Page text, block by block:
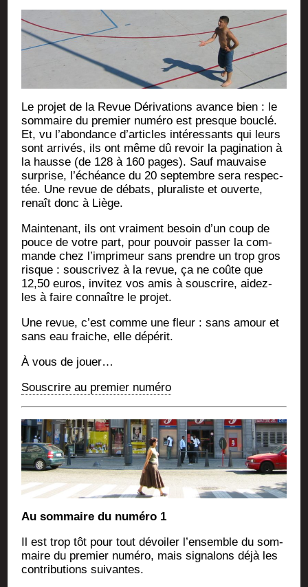
Le pro­jet de la Revue Déri­va­tions avance bien : le
som­maire du pre­mier numé­ro est presque bou­clé.
Et, vu l’a­bon­dance d’ar­ticles inté­res­sants qui leurs
sont arri­vés, ils ont même dû revoir la pagi­na­tion à
la hausse (de 128 à 160 pages). Sauf mau­vaise
sur­prise, l’é­chéance du 20 sep­tembre sera res­pec­
tée. Une revue de débats, plu­ra­liste et ouverte,
renaît donc à Liège.
Main­te­nant, ils ont vrai­ment besoin d’un coup de
pouce de votre part, pour pou­voir pas­ser la com­
mande chez l’im­pri­meur sans prendre un trop gros
risque : sous­cri­vez à la revue, ça ne coûte que
12,50 euros, invi­tez vos amis à sous­crire, aidez-
les à faire connaître le projet.
Une revue, c’est comme une fleur : sans amour et
sans eau fraiche, elle dépérit.
À vous de jouer…
Sous­crire au pre­mier numéro
Au som­maire du numé­ro 1
Il est trop tôt pour tout dévoi­ler l’ensemble du som­
maire du pre­mier numé­ro, mais signa­lons déjà les
contri­bu­tions suivantes.